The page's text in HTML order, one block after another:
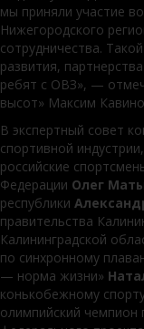
мы приняли участие
Нижегородского
сотрудничества.
развития,
ребят с ОВЗ», —
высот» Максим
В экспертный совет
спортивной
российские
Федерации Олег
республики
правительства
Калининградской
по синхронному
— норма жизни»
конькобежному
олимпийский